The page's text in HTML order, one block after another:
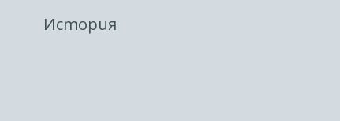
История